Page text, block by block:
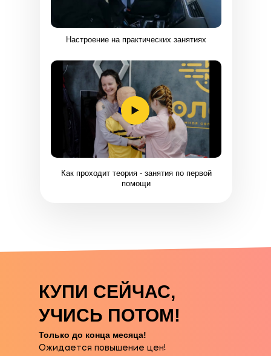
Настроение на практических занятиях
Как проходит теория - занятия по первой
помощи
КУПИ СЕЙЧАС,
УЧИСЬ ПОТОМ!
Только до конца месяца!
Ожидается повышение цен!